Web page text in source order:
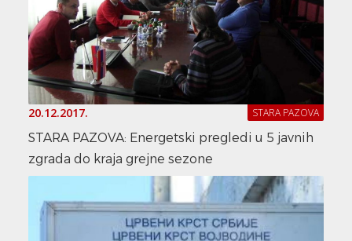
20.12.2017. STARA PAZOVA
STARA PAZOVA: Energetski pregledi u 5 javnih
zgrada do kraja grejne sezone